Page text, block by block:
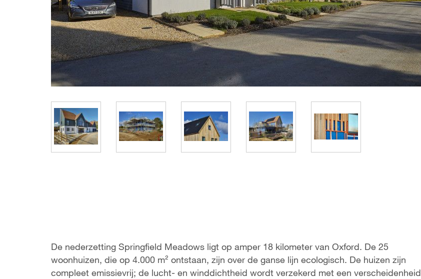
De nederzetting Springfield Meadows ligt op amper 18 kilometer van Oxford. De 25
woonhuizen, die op 4.000 m² ontstaan, zijn over de ganse lijn ecologisch. De huizen zijn
compleet emissievrij; de lucht- en winddichtheid wordt verzekerd met een verscheidenheid